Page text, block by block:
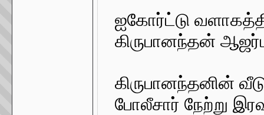
ஐகோர்ட்டு
கிருபானந்தன்
கிருபானந்தனின்
போலீசார் நேற்று